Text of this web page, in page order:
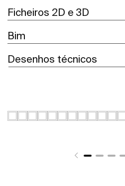
Ficheiros 2D e 3D
Bim
Desenhos técnicos